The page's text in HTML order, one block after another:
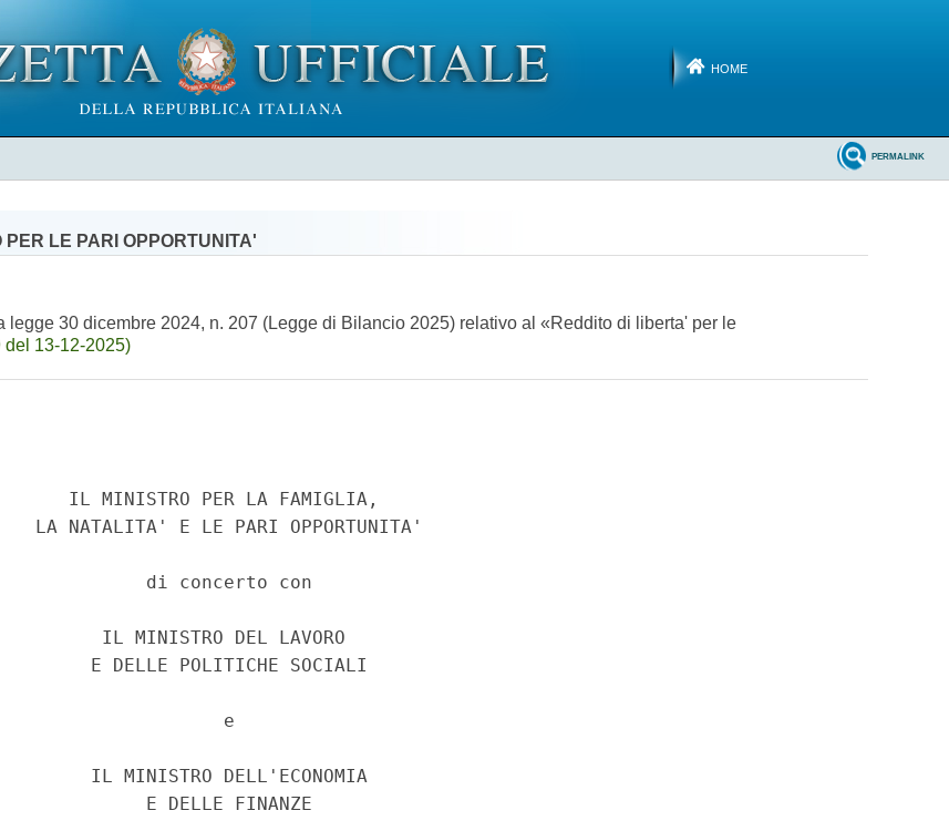
HOME
PERMALINK
PER LE PARI OPPORTUNITA'
30 dicembre 2024, n. 207 (Legge di Bilancio 2025) relativo al «Reddito di liberta' per le
del 13-12-2025)